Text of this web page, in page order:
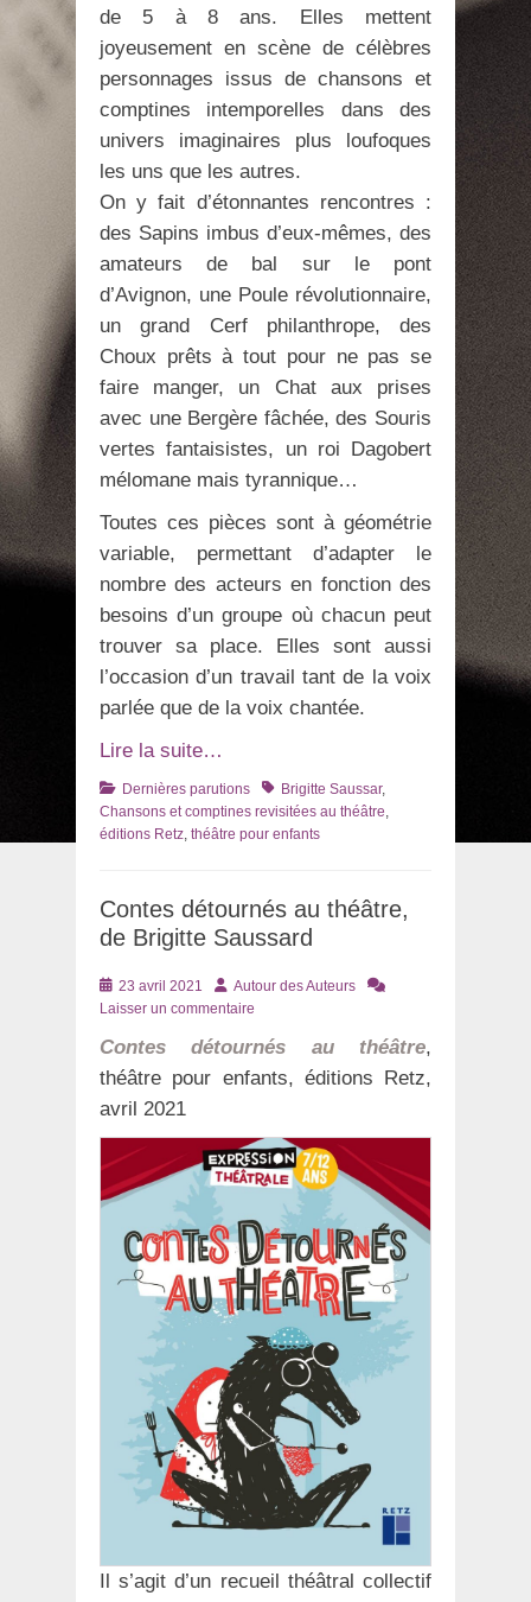
de 5 à 8 ans. Elles mettent
joyeusement en scène de célèbres
personnages issus de chansons et
comptines intemporelles dans des
univers imaginaires plus loufoques
les uns que les autres.
On y fait d’étonnantes rencontres :
des Sapins imbus d’eux-mêmes, des
amateurs de bal sur le pont
d’Avignon, une Poule révolutionnaire,
un grand Cerf philanthrope, des
Choux prêts à tout pour ne pas se
faire manger, un Chat aux prises
avec une Bergère fâchée, des Souris
vertes fantaisistes, un roi Dagobert
mélomane mais tyrannique…
Toutes ces pièces sont à géométrie
variable, permettant d’adapter le
nombre des acteurs en fonction des
besoins d’un groupe où chacun peut
trouver sa place. Elles sont aussi
l’occasion d’un travail tant de la voix
parlée que de la voix chantée.
Lire la suite…
Catégories
Dernières parutions TagsBrigitte Saussar,
Chansons et comptines revisitées au théâtre,
éditions Retz, théâtre pour enfants
Contes détournés au théâtre,
de Brigitte Saussard
Posté
le
23 avril 2021 AuteurAutour des Auteurs
Laisser un commentaire
Contes détournés au théâtre,
théâtre pour enfants, éditions Retz,
avril 2021
Il s’agit d’un recueil théâtral collectif